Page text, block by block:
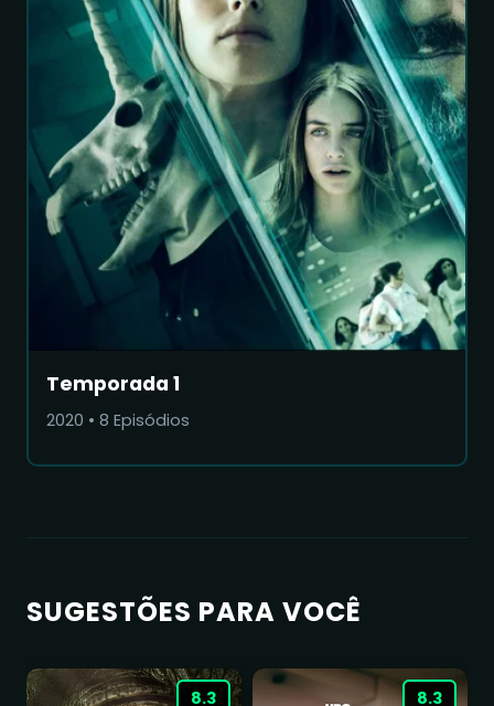
Temporada 1
2020 • 8 Episódios
SUGESTÕES PARA VOCÊ
8.3 8.3